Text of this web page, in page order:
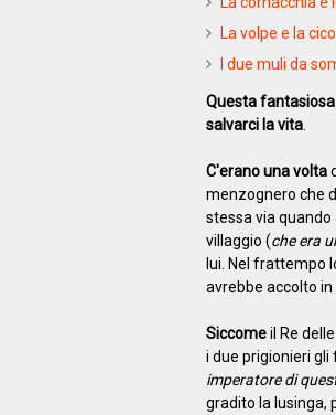
La volpe e la
I due muli da
Questa fantasiosa
salvarci la vita.
C'erano una volta
menzognero che
stessa via quando
villaggio (che era
lui. Nel frattempo
avrebbe accolto
Siccomeil Re
i due prigionieri gli
imperatore di
gradito la lusinga,